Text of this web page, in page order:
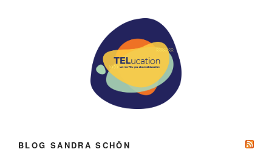
BLOG SANDRA SCHÖN